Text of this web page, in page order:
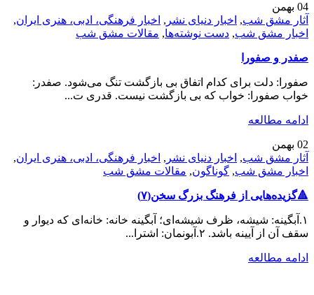
04 بهمن
آثار مشق شب, اخبار دنیای نشر , اخبار فرهنگی، ادبی، هنری ایران,
اخبار مشق شب, دست نوشته‌ها, مقالات مشق شب
صفدر و صفورا
صفورا: دلت برای کدام اتفاق بی بازگشت تنگ می‌شود. صفدر:
خواب صفورا: خواب که بی بازگشت نیست. قدری ت...
ادامه مطالعه
02 بهمن
آثار مشق شب, اخبار دنیای نشر , اخبار فرهنگی، ادبی، هنری ایران,
اخبار مشق شب, گوناگون, مقالات مشق شب
🔺️گزیده‌هایی از فرهنگ بزرگ سخن(۷)
۱.آبگینه: شیشه، ظرف شیشه‌ای؛ آبگینه خانه: خانه‌ای که دیوار و
سقف آن از آیینه باشد. ۲.آبونمان: اشترا...
ادامه مطالعه